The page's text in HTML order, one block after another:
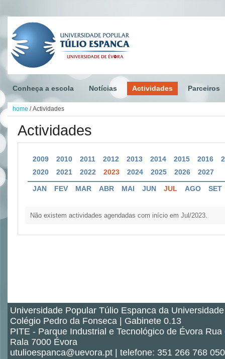
Conheça a escola Notícias Actividades Parceiros
home / Actividades
Actividades
2009 2010 2011 2012 2013 2014 2015 2016
2020
2021 2022 2023 2024 2025 2026 2027
JAN FEV MAR ABR MAI JUN JUL AGO SET
Não existem actividades agendadas com início em Jul/2023.
Universidade Popular Túlio Espanca da
Colégio Pedro da Fonseca | Gabinete 0.13
PITE - Parque Industrial e Tecnológico de Évora Rua
Rala 7000 Évora
utulioespanca@uevora.pt | telefone: 351 266 768 050